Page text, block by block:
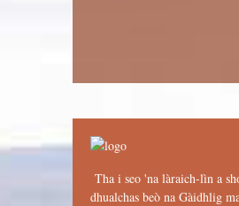
Tha i seo 'na làraich-lìn a
dhualchas beò na Gàidhlig